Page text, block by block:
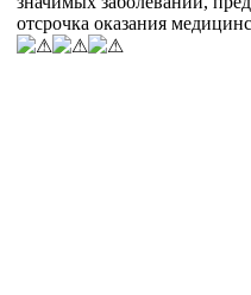
отсрочка оказания